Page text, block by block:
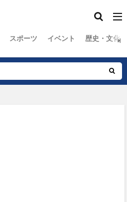
スポーツ イベント 歴史・文化